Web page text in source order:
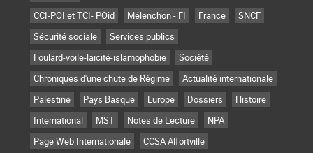
CCI-POI et TCI- POid
Mélenchon - FI France
SNCF
Sécurité sociale
Services publics
Foulard-voile-laïcité-islamophobie
Société
Chroniques d'une chute de Régime
Actualité internationale
Palestine
Pays Basque Europe Dossiers
Histoire
International
MST Notes de Lecture
NPA
Page Web Internationale
CCSA Alfortville